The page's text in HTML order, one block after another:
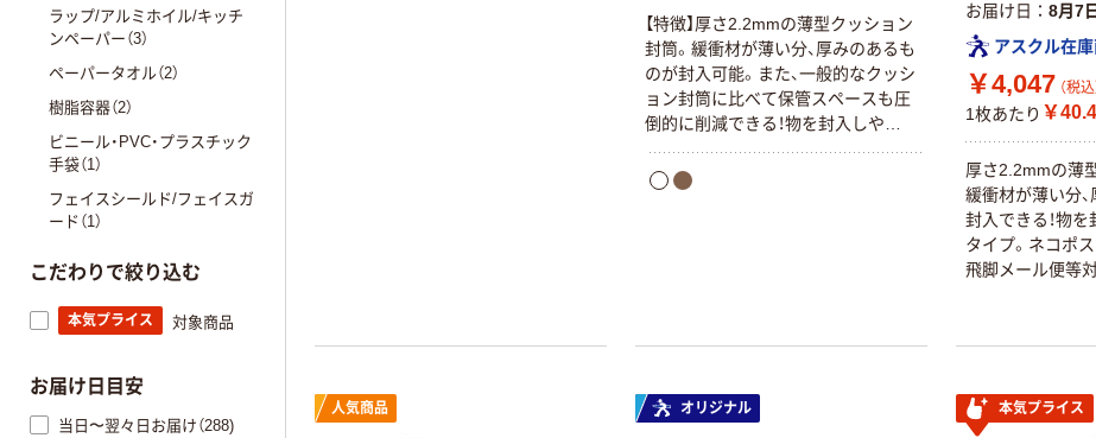
【特徴】厚さ2.2mmの薄型クッション
封筒。緩衝材が薄い分、厚みのあるも
のが封入可能。また、一般的なクッシ
ョン封筒に比べて保管スペースも圧
倒的に削減できる！物を封入しやす
い横型タイプ。【用途】CD・DVD・本な
どの発送に最適です。【材質】封筒表
お届け日
8月7日
アスクル在
￥4,047 （税込
1枚あたり ￥
厚さ2.2mmの薄
緩衝材が薄い分
封入できる！物
タイプ。ネコポス
飛脚メール便等
人気商品 オリジナル 本気プライス
ラップ/アルミホイル/キッチ
ンペーパー（3）
ペーパータオル（2）
樹脂容器（2）
ビニール・PVC・プラスチック
手袋（1）
フェイスシールド/フェイスガ
ード（1）
こだわりで絞り込む
本気プライス 対象商品
お届け日目安
当日〜翌々日お届け（288)